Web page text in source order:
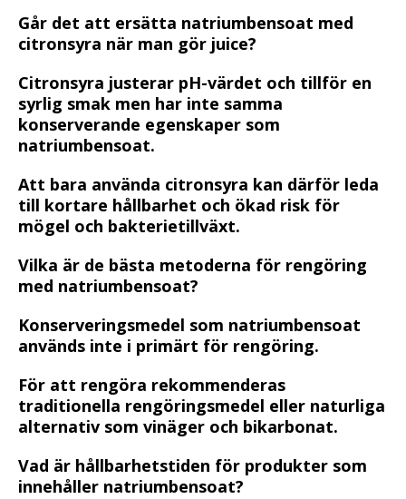
Går det att ersätta natriumbensoat med
citronsyra när man gör juice?
Citronsyra justerar pH-värdet och tillför en
syrlig smak men har inte samma
konserverande egenskaper som
natriumbensoat.
Att bara använda citronsyra kan därför leda
till kortare hållbarhet och ökad risk för
mögel och bakterietillväxt.
Vilka är de bästa metoderna för rengöring
med natriumbensoat?
Konserveringsmedel som natriumbensoat
används inte i primärt för rengöring.
För att rengöra rekommenderas
traditionella rengöringsmedel eller naturliga
alternativ som vinäger och bikarbonat.
Vad är hållbarhetstiden för produkter som
innehåller natriumbensoat?